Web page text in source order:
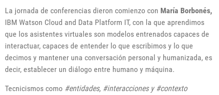
La jornada de conferencias dieron comienzo con María Borbonés,
IBM Watson Cloud and Data Platform IT, con la que aprendimos
que los asistentes virtuales son modelos entrenados capaces de
interactuar, capaces de entender lo que escribimos y lo que
decimos y mantener una conversación personal y humanizada, es
decir, establecer un diálogo entre humano y máquina.
Tecnicismos como #entidades, #interacciones y #contexto